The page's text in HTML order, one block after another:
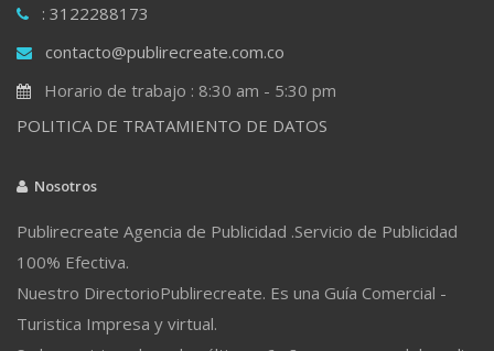
: 3122288173
contacto@publirecreate.com.co
Horario de trabajo : 8:30 am - 5:30 pm
POLITICA DE TRATAMIENTO DE DATOS
Nosotros
Publirecreate Agencia de Publicidad .Servicio de Publicidad
100% Efectiva.
Nuestro DirectorioPublirecreate. Es una Guía Comercial -
Turistica Impresa y virtual.